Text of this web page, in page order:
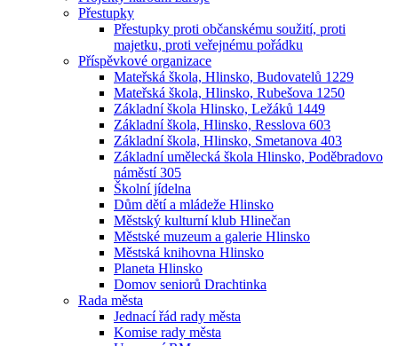
Přestupky
Přestupky proti občanskému soužití, proti
majetku, proti veřejnému pořádku
Příspěvkové organizace
Mateřská škola, Hlinsko, Budovatelů 1229
Mateřská škola, Hlinsko, Rubešova 1250
Základní škola Hlinsko, Ležáků 1449
Základní škola, Hlinsko, Resslova 603
Základní škola, Hlinsko, Smetanova 403
Základní umělecká škola Hlinsko, Poděbradovo
náměstí 305
Školní jídelna
Dům dětí a mládeže Hlinsko
Městský kulturní klub Hlinečan
Městské muzeum a galerie Hlinsko
Městská knihovna Hlinsko
Planeta Hlinsko
Domov seniorů Drachtinka
Rada města
Jednací řád rady města
Komise rady města